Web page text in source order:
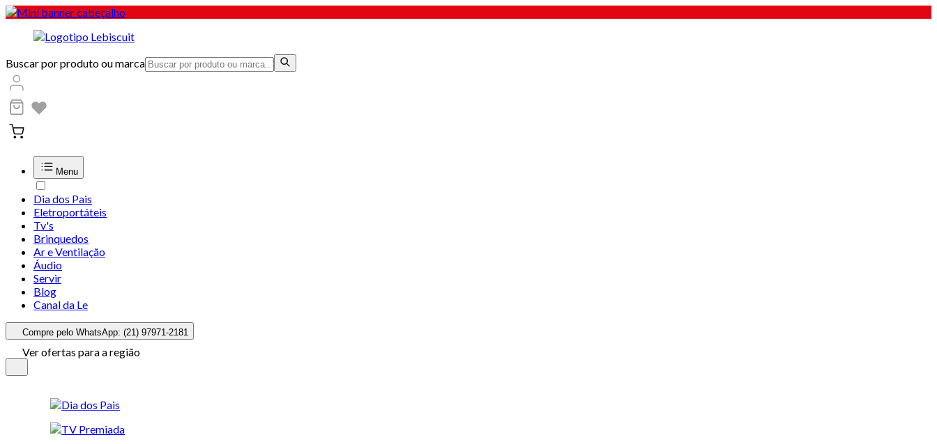
Buscar por produto ou marca
Menu
Dia dos Pais
Eletroportáteis
Tv's
Brinquedos
Ar e Ventilação
Áudio
Servir
Blog
Canal da Le
Compre pelo WhatsApp: (21) 97971-2181
Ver ofertas para a região